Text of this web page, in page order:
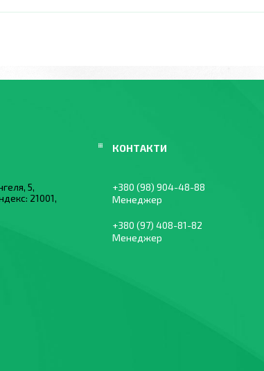
5,
21001,
+380 (98) 904-48-88
Менеджер
+380 (97) 408-81-82
Менеджер